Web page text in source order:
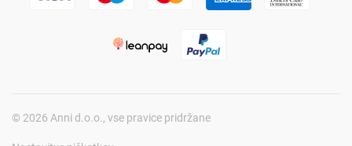
© 2026 Anni d.o.o., vse pravice pridržane